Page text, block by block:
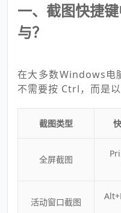
一、截图快捷
与？
在大多数Windows电
不需要按 Ctrl，而是以
截图类型
全屏截图
活动窗口截图